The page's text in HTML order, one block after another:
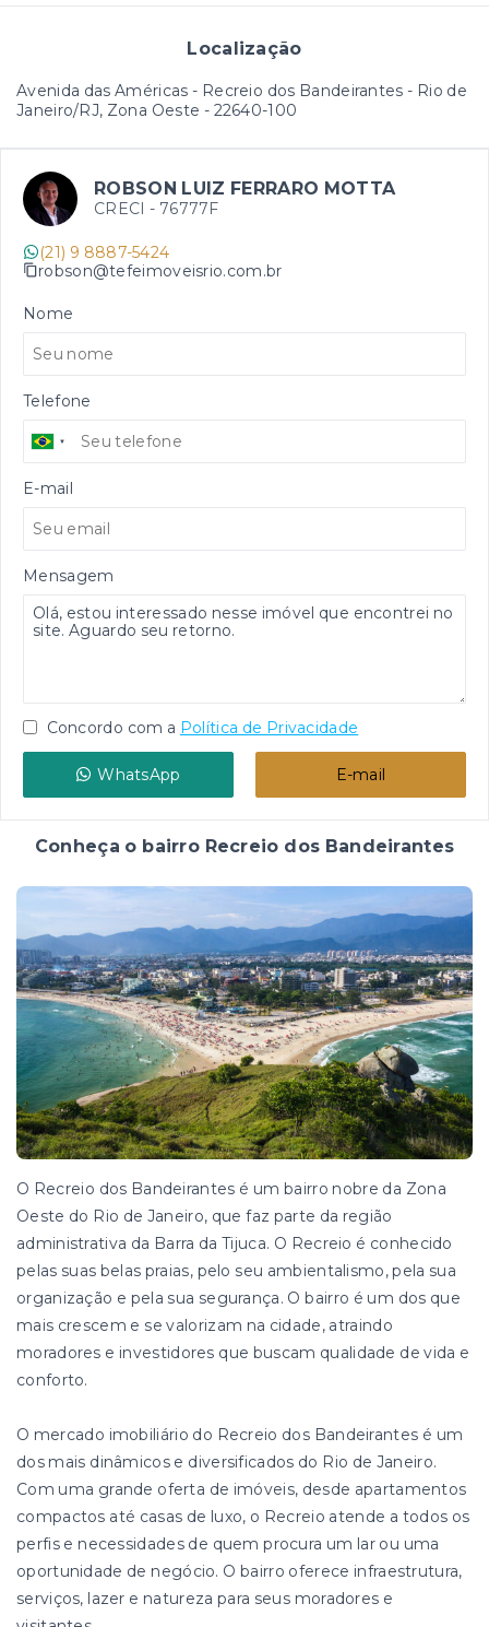
Localização
Avenida das Américas - Recreio dos Bandeirantes - Rio de
Janeiro/RJ, Zona Oeste - 22640-100
ROBSON LUIZ FERRARO MOTTA
CRECI - 76777F
(21) 9 8887-5424
robson@tefeimoveisrio.com.br
Nome
Telefone
E-mail
Mensagem
Concordo com a Política de Privacidade
WhatsApp E-mail
Conheça o bairro Recreio dos Bandeirantes
O Recreio dos Bandeirantes é um bairro nobre da Zona
Oeste do Rio de Janeiro, que faz parte da região
administrativa da Barra da Tijuca. O Recreio é conhecido
pelas suas belas praias, pelo seu ambientalismo, pela sua
organização e pela sua segurança. O bairro é um dos que
mais crescem e se valorizam na cidade, atraindo
moradores e investidores que buscam qualidade de vida e
conforto.
O mercado imobiliário do Recreio dos Bandeirantes é um
dos mais dinâmicos e diversificados do Rio de Janeiro.
Com uma grande oferta de imóveis, desde apartamentos
compactos até casas de luxo, o Recreio atende a todos os
perfis e necessidades de quem procura um lar ou uma
oportunidade de negócio. O bairro oferece infraestrutura,
serviços, lazer e natureza para seus moradores e